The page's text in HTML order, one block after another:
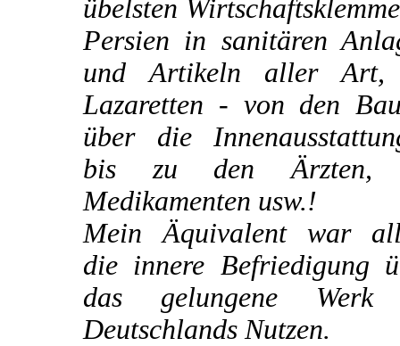
übelsten
Persien in sanitären
und Artikeln aller Art,
Lazaretten - von den
über die
bis zu den Ärzten,
Medikamenten usw.!
Mein Äquivalent war
die innere Befriedigung
das gelungene Werk
Deutschlands Nutzen.